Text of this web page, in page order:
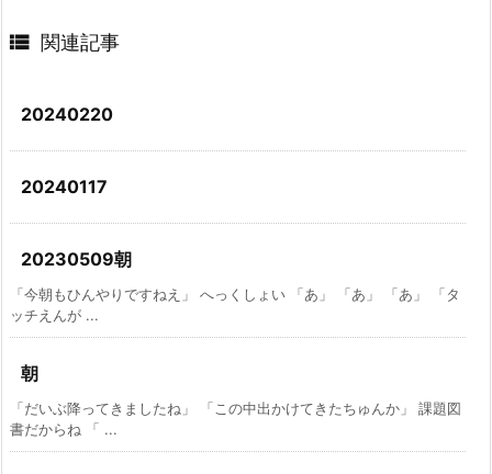
 関連記事
20240220
20240117
20230509朝
「今朝もひんやりですねえ」 へっくしょい 「あ」 「あ」 「あ」 「タ
ッチえんが ...
朝
「だいぶ降ってきましたね」 「この中出かけてきたちゅんか」 課題図
書だからね 「 ...